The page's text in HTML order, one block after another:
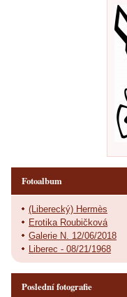
Fotoalbum
(Liberecký) Hermès
Erotika Roubičková
Galerie N. 12/06/2018
Liberec - 08/21/1968
Poslední fotografie